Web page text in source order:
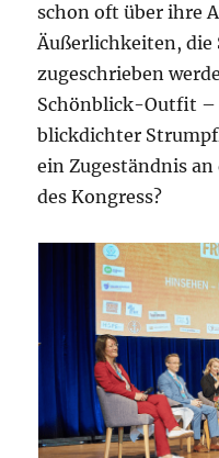
schon oft über ihre
Äußerlichkeiten, die
zugeschrieben
Schönblick-Outfit –
blickdichter
ein Zugeständnis
des Kongress?